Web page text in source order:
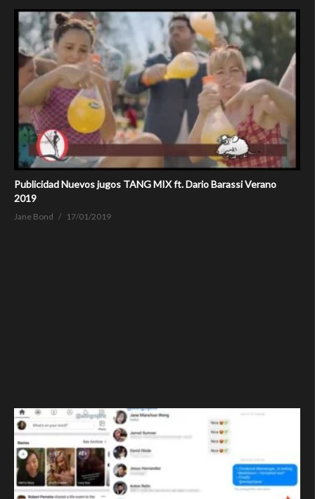
Publicidad Nuevos jugos TANG MIX ft. Dario Barassi Verano
2019
Jane Bond 17/01/2019